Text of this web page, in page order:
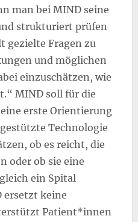
man bei MIND seine
strukturiert prüfen
gezielte Fragen zu
und möglichen
einzuschätzen, wie
MIND soll für die
erste Orientierung
Technologie
ob es reicht, die
oder ob sie eine
ein Spital
ersetzt keine
Patient*innen